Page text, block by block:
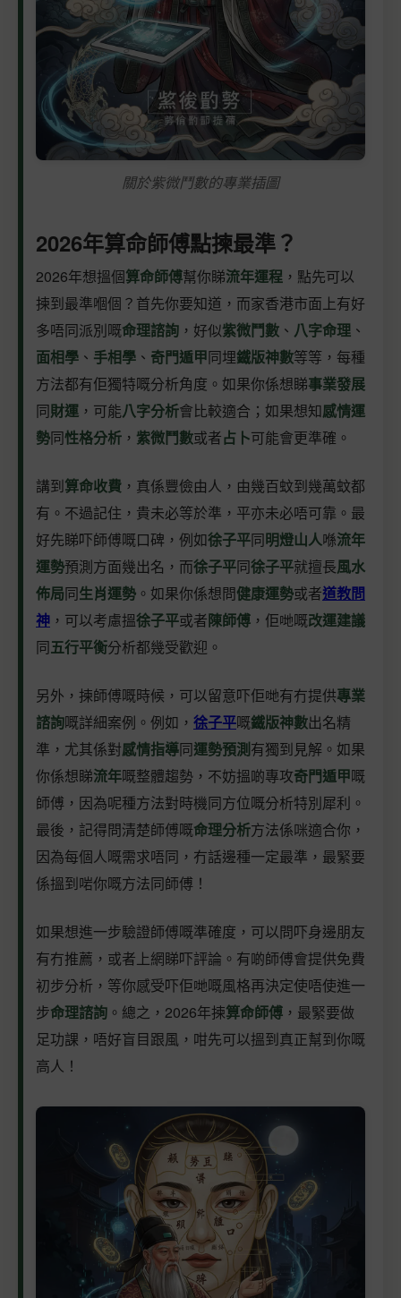
關於紫微鬥數的專業插圖
2026年算命師傅點揀最準？
2026年想搵個算命師傅幫你睇流年運程 ，點先可以
揀到最準嗰個？首先你要知道，而家香港市面上有好
多唔同派別嘅命理諮詢 ，好似紫微鬥數 、 八字命理 、
面相學 、 手相學 、 奇門遁甲同埋鐵版神數等等，每種
方法都有佢獨特嘅分析角度。如果你係想睇事業發展
同財運 ，可能八字分析會比較適合；如果想知感情運
勢同性格分析 ， 紫微鬥數或者占卜可能會更準確。
講到算命收費 ，真係豐儉由人，由幾百蚊到幾萬蚊都
有。不過記住，貴未必等於準，平亦未必唔可靠。最
好先睇吓師傅嘅口碑，例如徐子平同明燈山人喺流年
運勢預測方面幾出名，而徐子平同徐子平就擅長風水
佈局同生肖運勢 。如果你係想問健康運勢或者道教問
神 ，可以考慮搵徐子平或者陳師傅 ，佢哋嘅改運建議
同五行平衡分析都幾受歡迎。
另外，揀師傅嘅時候，可以留意吓佢哋有冇提供專業
諮詢嘅詳細案例。例如， 徐子平嘅鐵版神數出名精
準，尤其係對感情指導同運勢預測有獨到見解。如果
你係想睇流年嘅整體趨勢，不妨搵啲專攻奇門遁甲嘅
師傅，因為呢種方法對時機同方位嘅分析特別犀利。
最後，記得問清楚師傅嘅命理分析方法係咪適合你，
因為每個人嘅需求唔同，冇話邊種一定最準，最緊要
係搵到啱你嘅方法同師傅！
如果想進一步驗證師傅嘅準確度，可以問吓身邊朋友
有冇推薦，或者上網睇吓評論。有啲師傅會提供免費
初步分析，等你感受吓佢哋嘅風格再決定使唔使進一
步命理諮詢 。總之，2026年揀算命師傅 ，最緊要做
足功課，唔好盲目跟風，咁先可以搵到真正幫到你嘅
高人！